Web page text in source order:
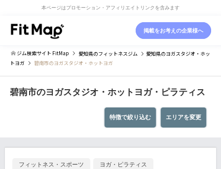
本ページはプロモーション・アフィリエイトリンクを含みます
掲載をお考えの企業様へ
ジム検索サイト FitMap 愛知県のフィットネスジム 愛知県のヨガスタジオ・ホッ
トヨガ
碧南市のヨガスタジオ・ホットヨガ
碧南市のヨガスタジオ・ホットヨガ・ピラティス
エリアを変更
特徴で絞り込む
フィットネス・スポーツ ヨガ・ピラティス